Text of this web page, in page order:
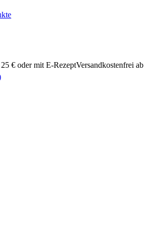
€ oder mit E-RezeptVersandkostenfrei